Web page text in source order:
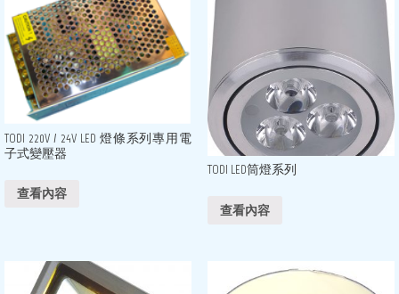
TODI 220V / 24V LED 燈條系列專用電
子式變壓器
查看內容
TODI LED筒燈系列
查看內容